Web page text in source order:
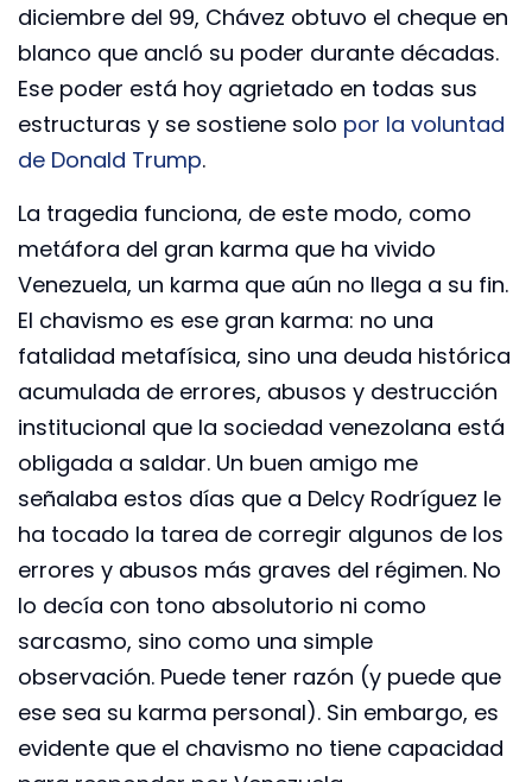
diciembre del 99, Chávez obtuvo el cheque en
blanco que ancló su poder durante décadas.
Ese poder está hoy agrietado en todas sus
estructuras y se sostiene solo por la voluntad
de Donald Trump.
La tragedia funciona, de este modo, como
metáfora del gran karma que ha vivido
Venezuela, un karma que aún no llega a su fin.
El chavismo es ese gran karma: no una
fatalidad metafísica, sino una deuda histórica
acumulada de errores, abusos y destrucción
institucional que la sociedad venezolana está
obligada a saldar. Un buen amigo me
señalaba estos días que a Delcy Rodríguez le
ha tocado la tarea de corregir algunos de los
errores y abusos más graves del régimen. No
lo decía con tono absolutorio ni como
sarcasmo, sino como una simple
observación. Puede tener razón (y puede que
ese sea su karma personal). Sin embargo, es
evidente que el chavismo no tiene capacidad